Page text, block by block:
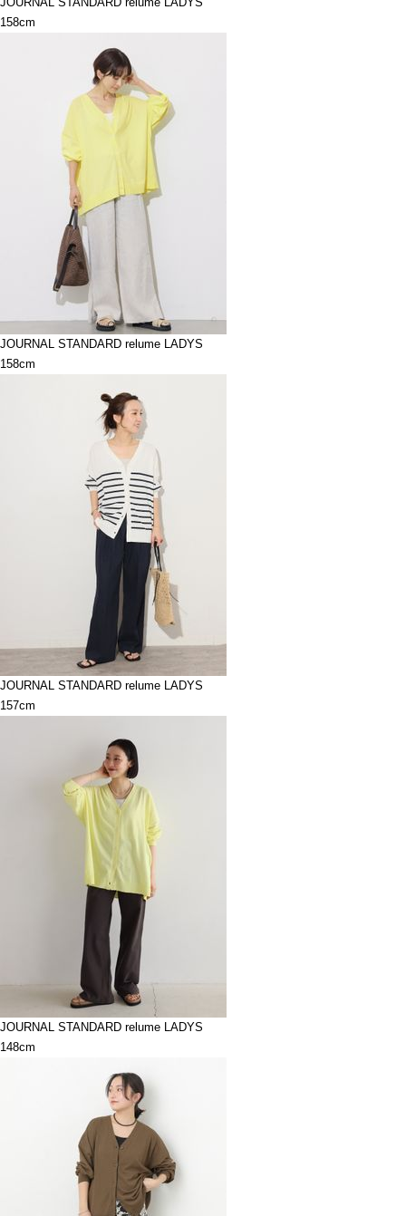
158cm
JOURNAL STANDARD relume LADYS
158cm
JOURNAL STANDARD relume LADYS
157cm
JOURNAL STANDARD relume LADYS
148cm